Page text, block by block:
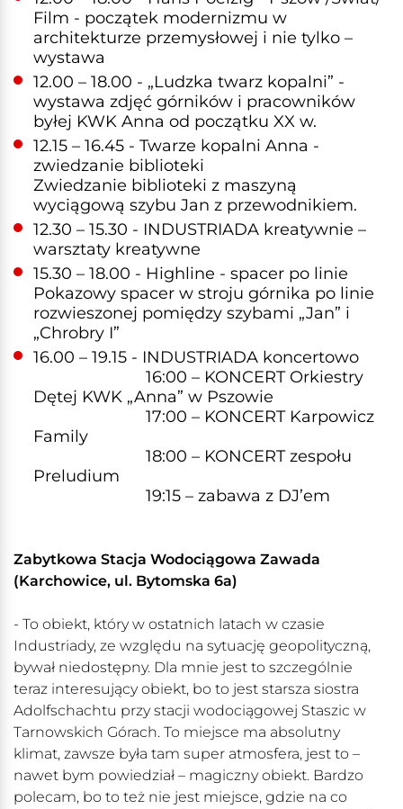
Film - początek modernizmu w
architekturze przemysłowej i nie tylko –
wystawa
12.00 – 18.00 - „Ludzka twarz kopalni” -
wystawa zdjęć górników i pracowników
byłej KWK Anna od początku XX w.
12.15 – 16.45 - Twarze kopalni Anna -
zwiedzanie biblioteki
Zwiedzanie biblioteki z maszyną
wyciągową szybu Jan z przewodnikiem.
12.30 – 15.30 - INDUSTRIADA kreatywnie –
warsztaty kreatywne
15.30 – 18.00 - Highline - spacer po linie
Pokazowy spacer w stroju górnika po linie
rozwieszonej pomiędzy szybami „Jan” i
„Chrobry I”
16.00 – 19.15 - INDUSTRIADA koncertowo
16:00 – KONCERT Orkiestry
Dętej KWK „Anna” w Pszowie
17:00 – KONCERT Karpowicz
Family
18:00 – KONCERT zespołu
Preludium
19:15 – zabawa z DJ’em
Zabytkowa Stacja Wodociągowa Zawada
(Karchowice, ul. Bytomska 6a)
- To obiekt, który w ostatnich latach w czasie
Industriady, ze względu na sytuację geopolityczną,
bywał niedostępny. Dla mnie jest to szczególnie
teraz interesujący obiekt, bo to jest starsza siostra
Adolfschachtu przy stacji wodociągowej Staszic w
Tarnowskich Górach. To miejsce ma absolutny
klimat, zawsze była tam super atmosfera, jest to –
nawet bym powiedział – magiczny obiekt. Bardzo
polecam, bo to też nie jest miejsce, gdzie na co